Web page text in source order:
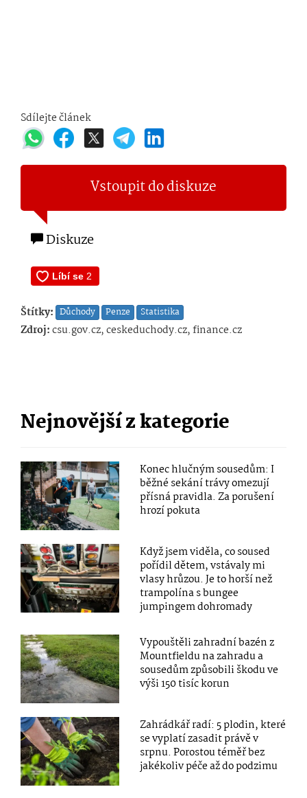
Sdílejte článek
Vstoupit do diskuze
Diskuze
Štítky: Důchody Penze Statistika
Zdroj:csu.gov.cz, ceskeduchody.cz, finance.cz
Nejnovější z kategorie
Konec hlučným sousedům: I
běžné sekání trávy omezují
přísná pravidla. Za porušení
hrozí pokuta
Když jsem viděla, co soused
pořídil dětem, vstávaly mi
vlasy hrůzou. Je to horší než
trampolína s bungee
jumpingem dohromady
Vypouštěli zahradní bazén z
Mountfieldu na zahradu a
sousedům způsobili škodu ve
výši 150 tisíc korun
Zahrádkář radí: 5 plodin, které
se vyplatí zasadit právě v
srpnu. Porostou téměř bez
jakékoliv péče až do podzimu